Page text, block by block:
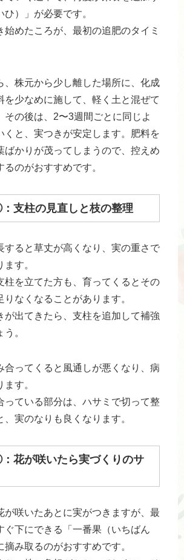
ひ）」が必要です。
始めたころが、最初の追肥のタイミ
、株元から少し離した場所に、化成
を少なめに施して、軽く土と混ぜて
その後は、2〜3週間ごとに同じよ
くと、実つきが安定します。肥料を
ばかりが茂ってしまうので、控えめ
のがおすすめです。
支柱の見直しと枝の整理
すると草丈が高くなり、実の重さで
す。
柱を立てた方も、育ってくるとその
なくなることがあります。
が出てきたら、支柱を追加して補強
。
合ってくると風通しが悪くなり、病
す。
っている部分は、ハサミで切って整
実のなりも良くなります。
花が咲いたら実づくりのサ
が咲いたあとに実がつきますが、最
ぐ下にできる「一番果（いちばん
み取るのがおすすめです。